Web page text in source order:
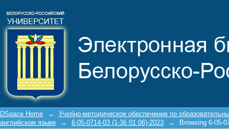
DSpace Home →
Учебно-методическое обеспечение по
английском языке
→ 6-05-0714-03 (1-36 01 06)-2023 → Browsing 6-05-